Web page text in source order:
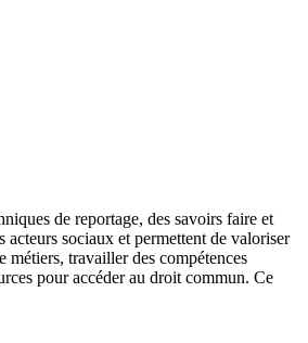
de reportage, des savoirs faire et
acteurs sociaux et permettent de valoriser
métiers, travailler des compétences
pour accéder au droit commun. Ce